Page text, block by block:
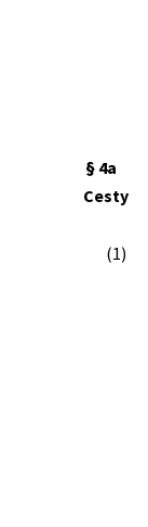
§ 4a
Cesty
(1)